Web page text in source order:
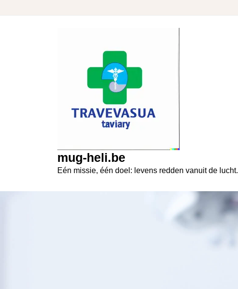
mug-heli.be
Eén missie, één doel: levens redden vanuit de lucht.